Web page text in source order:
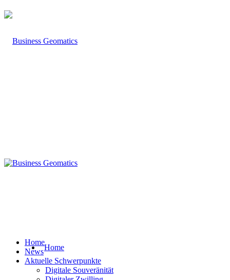
Home
Home
News
Aktuelle Schwerpunkte
Digitale Souveränität